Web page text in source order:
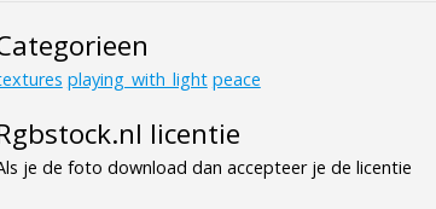
playing_with_light peace
licentie
je de foto download dan accepteer je de licentie